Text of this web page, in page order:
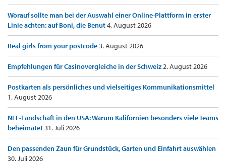
Worauf sollte man bei der Auswahl einer Online-Plattform in erster
Linie achten: auf Boni, die Benut4. August 2026
Real girls from your postcode3. August 2026
Empfehlungen für Casinovergleiche in der Schweiz2. August 2026
Postkarten als persönliches und vielseitiges Kommunikationsmittel
1. August 2026
NFL-Landschaft in den USA: Warum Kalifornien besonders viele Teams
beheimatet31. Juli 2026
Den passenden Zaun für Grundstück, Garten und Einfahrt auswählen
30. Juli 2026